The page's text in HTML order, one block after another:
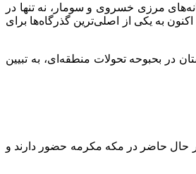
مرزی خسروی و سومار، نه تنها در
به یکی از اصلی‌ترین گذرگاه‌ها برای
در بحبوحه تحولات منطقه‌ای، به تبیین
حال حاضر در مکه مکرمه حضور دارند و